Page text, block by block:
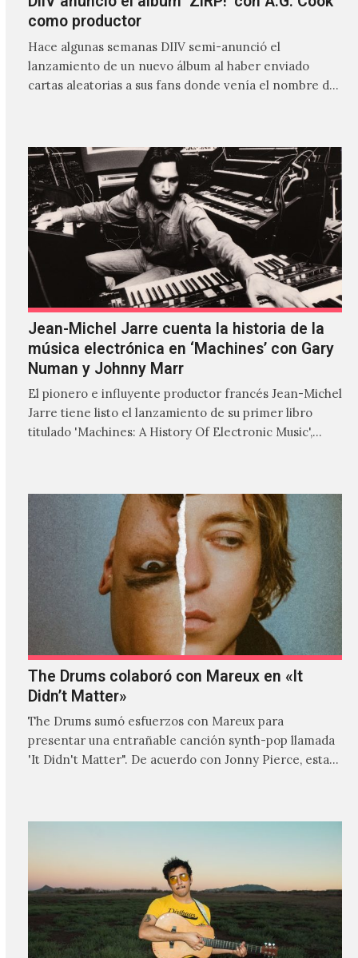
como productor
Hace algunas semanas DIIV semi-anunció el
lanzamiento de un nuevo álbum al haber enviado
cartas aleatorias a sus fans donde venía el nombre de
Jean-Michel Jarre cuenta la historia de la
música electrónica en ‘Machines’ con Gary
Numan y Johnny Marr
El pionero e influyente productor francés Jean-Michel
Jarre tiene listo el lanzamiento de su primer libro
titulado 'Machines: A History Of Electronic Music',
The Drums colaboró con Mareux en «It
Didn’t Matter»
The Drums sumó esfuerzos con Mareux para
presentar una entrañable canción synth-pop llamada
'It Didn't Matter". De acuerdo con Jonny Pierce, esta